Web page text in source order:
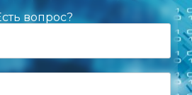
вопрос?